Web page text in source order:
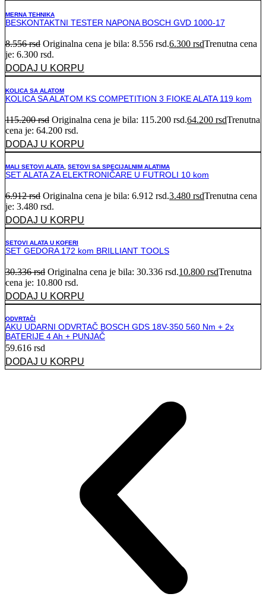
MERNA TEHNIKA
BESKONTAKTNI TESTER NAPONA BOSCH GVD 1000-17
8.556rsd Originalna cena je bila: 8.556 rsd.6.300 rsdTrenutna cena
je: 6.300 rsd.
DODAJ U KORPU
KOLICA SA ALATOM
KOLICA SA ALATOM KS COMPETITION 3 FIOKE ALATA 119 kom
115.200rsd Originalna cena je bila: 115.200 rsd.64.200 rsdTrenutna
cena je: 64.200 rsd.
DODAJ U KORPU
MALI SETOVI ALATA SETOVI SA SPECIJALNIM ALATIMA
SET ALATA ZA ELEKTRONIČARE U FUTROLI 10 kom
6.912rsd Originalna cena je bila: 6.912 rsd.3.480 rsdTrenutna cena
je: 3.480 rsd.
DODAJ U KORPU
SETOVI ALATA U KOFERI
SET GEDORA 172 kom BRILLIANT TOOLS
30.336rsd Originalna cena je bila: 30.336 rsd.10.800 rsdTrenutna
cena je: 10.800 rsd.
DODAJ U KORPU
ODVRTAČI
AKU UDARNI ODVRTAČ BOSCH GDS 18V-350 560 Nm + 2x
BATERIJE 4 Ah + PUNJAČ
59.616 rsd
DODAJ U KORPU